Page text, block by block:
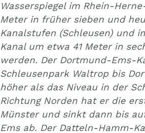
Wasserspiegel im Rhein-
Meter in früher sieben und
Kanalstufen (Schleusen) und
Kanal um etwa 41 Meter in
werden. Der Dortmund-Ems-
Schleusenpark Waltrop bis
höher als das Niveau in der
Richtung Norden hat er die
Münster und sinkt dann bis
Ems ab. Der Datteln-Hamm-